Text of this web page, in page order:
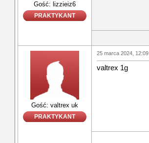
Gość: lizzieiz6
PRAKTYKANT
Gość: valtrex uk
PRAKTYKANT
25 marca 2024, 12:09
valtrex 1g